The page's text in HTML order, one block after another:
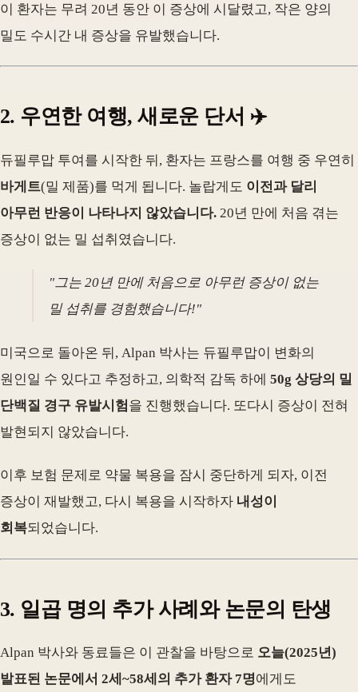
이 환자는 무려 20년 동안 이 증상에 시달렸고, 작은 양의
밀도 수시간 내 증상을 유발했습니다.
2. 우연한 여행, 새로운 단서 ✈️
듀필루맙 투여를 시작한 뒤, 환자는 프랑스를 여행 중 우연히
바게트(밀 제품)를 먹게 됩니다. 놀랍게도 이전과 달리
아무런 반응이 나타나지 않았습니다. 20년 만에 처음 겪는
증상이 없는 밀 섭취였습니다.
"그는 20년 만에 처음으로 아무런 증상이 없는
밀 섭취를 경험했습니다!"
미국으로 돌아온 뒤, Alpan 박사는 듀필루맙이 변화의
원인일 수 있다고 추정하고, 의학적 감독 하에 50g 상당의 밀
단백질 경구 유발시험을 진행했습니다. 또다시 증상이 전혀
발현되지 않았습니다.
이후 보험 문제로 약물 복용을 잠시 중단하게 되자, 이전
증상이 재발했고, 다시 복용을 시작하자 내성이
회복되었습니다.
3. 일곱 명의 추가 사례와 논문의 탄생
Alpan 박사와 동료들은 이 관찰을 바탕으로 오늘(2025년)
발표된 논문에서 2세~58세의 추가 환자 7명에게도